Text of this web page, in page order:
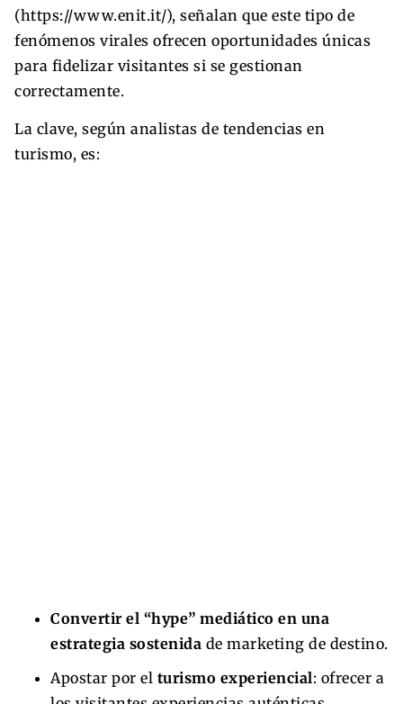
(https://www.enit.it/), señalan que este tipo de
fenómenos virales ofrecen oportunidades únicas
para fidelizar visitantes si se gestionan
correctamente.
La clave, según analistas de tendencias en
turismo, es:
Convertir el “hype” mediático en una
estrategia sostenida de marketing de destino.
Apostar por el turismo experiencial: ofrecer a